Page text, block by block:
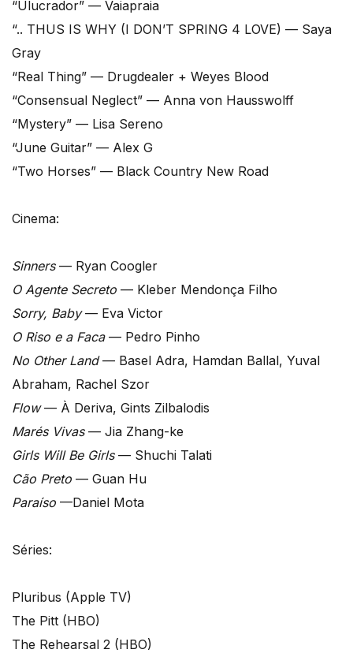
“Ulucrador” — Vaiapraia
“.. THUS IS WHY (I DON’T SPRING 4 LOVE) — Saya
Gray
“Real Thing” — Drugdealer + Weyes Blood
“Consensual Neglect” — Anna von Hausswolff
“Mystery” — Lisa Sereno
“June Guitar” — Alex G
“Two Horses” — Black Country New Road​​
Cinema:
Sinners— Ryan Coogler
O Agente Secreto — Kleber Mendonça Filho
Sorry, Baby— Eva Victor
O Riso e a Faca— Pedro Pinho
No Other Land— Basel Adra, Hamdan Ballal, Yuval
Abraham, Rachel Szor
Flow— À Deriva, Gints Zilbalodis
Marés Vivas— Jia Zhang-ke
Girls Will Be Girls— Shuchi Talati
Cão Preto — Guan Hu
Paraíso —Daniel Mota
Séries:
Pluribus (Apple TV)
The Pitt (HBO)
The Rehearsal 2 (HBO)